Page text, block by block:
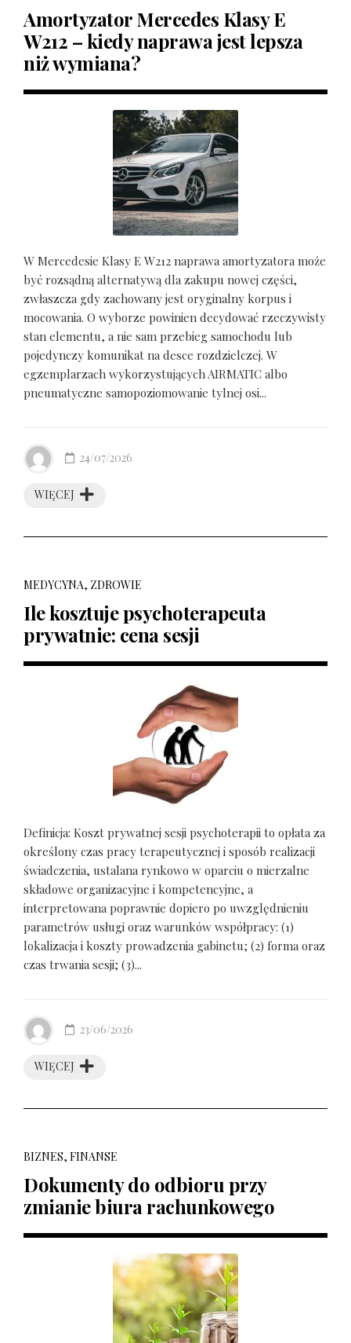
Amortyzator Mercedes Klasy E
W212 – kiedy naprawa jest lepsza
niż wymiana?
W Mercedesie Klasy E W212 naprawa amortyzatora może
być rozsądną alternatywą dla zakupu nowej części,
zwłaszcza gdy zachowany jest oryginalny korpus i
mocowania. O wyborze powinien decydować rzeczywisty
stan elementu, a nie sam przebieg samochodu lub
pojedynczy komunikat na desce rozdzielczej. W
egzemplarzach wykorzystujących AIRMATIC albo
pneumatyczne samopoziomowanie tylnej osi...
WIĘCEJ
24/07/2026
MEDYCYNA, ZDROWIE
Ile kosztuje psychoterapeuta
prywatnie: cena sesji
Definicja: Koszt prywatnej sesji psychoterapii to opłata za
określony czas pracy terapeutycznej i sposób realizacji
świadczenia, ustalana rynkowo w oparciu o mierzalne
składowe organizacyjne i kompetencyjne, a
interpretowana poprawnie dopiero po uwzględnieniu
parametrów usługi oraz warunków współpracy: (1)
lokalizacja i koszty prowadzenia gabinetu; (2) forma oraz
czas trwania sesji; (3)...
WIĘCEJ
23/06/2026
BIZNES, FINANSE
Dokumenty do odbioru przy
zmianie biura rachunkowego